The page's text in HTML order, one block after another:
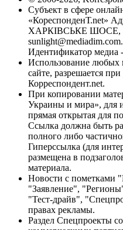
Субъект в сфере
«КореспонденТ.net»
ХАРКІВСЬКЕ ШОСЕ,
Идентификатор медиа
Использование любых
сайте, разрешается
Корреспондент.net.
При копировании
Украины и мира», для
прямая открытая для
Ссылка должна быть
полного либо
Гиперссылка (для
размещена в
материала.
Новости с пометками
"Заявление",
"Тест-драйв",
правах рекламы.
Раздел Спецпроекты